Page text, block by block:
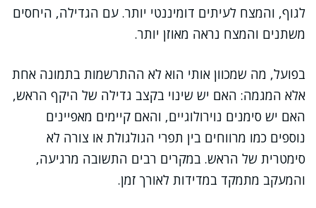
לגוף, והמצח לעיתים דומיננטי יותר. עם הגדילה, היחסים
משתנים והמצח נראה מאוזן יותר.
בפועל, מה שמכוון אותי הוא לא ההתרשמות בתמונה אחת
אלא המגמה: האם יש שינוי בקצב גדילה של היקף הראש,
האם יש סימנים נוירולוגיים, והאם קיימים מאפיינים
נוספים כמו מרווחים בין תפרי הגולגולת או צורה לא
סימטרית של הראש. במקרים רבים התשובה מרגיעה,
והמעקב מתמקד במדידות לאורך זמן.